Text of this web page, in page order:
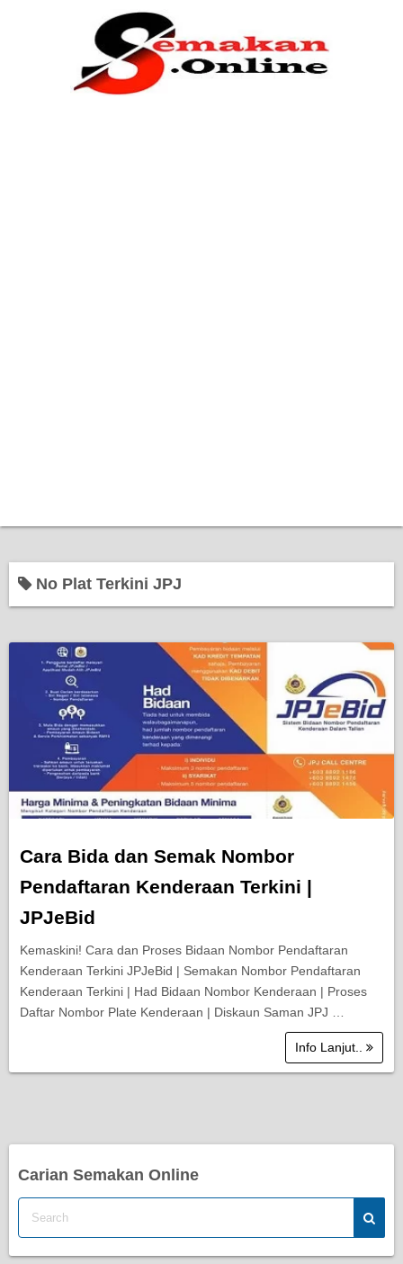
No Plat Terkini JPJ
Cara Bida dan Semak Nombor
Pendaftaran Kenderaan Terkini |
JPJeBid
Kemaskini! Cara dan Proses Bidaan Nombor Pendaftaran
Kenderaan Terkini JPJeBid | Semakan Nombor Pendaftaran
Kenderaan Terkini | Had Bidaan Nombor Kenderaan | Proses
Daftar Nombor Plate Kenderaan | Diskaun Saman JPJ …
Info Lanjut..
Carian Semakan Online